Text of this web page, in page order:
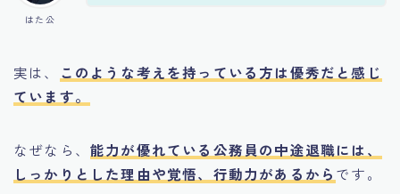
はた公
実は、
このような考えを持っている方は優秀だと感じ
ています。
なぜなら、 能力が優れている公務員の中途退職には、
しっかりとした理由や覚悟、行動力があるから です。